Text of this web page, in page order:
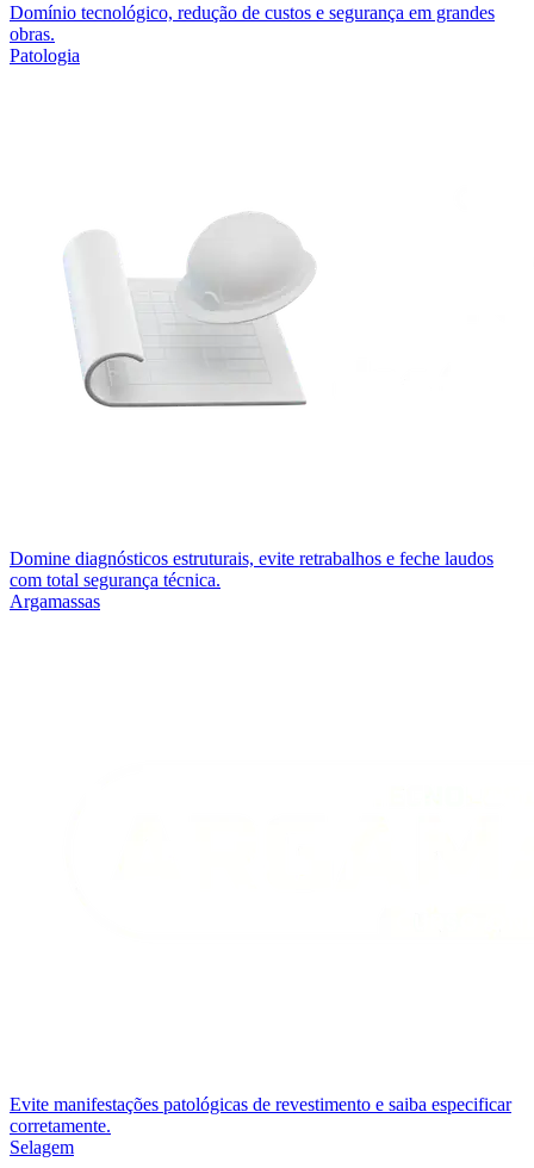
Domínio tecnológico, redução de custos e segurança em grandes
obras.
Patologia
Domine diagnósticos estruturais, evite retrabalhos e feche laudos
com total segurança técnica.
Argamassas
Evite manifestações patológicas de revestimento e saiba especificar
corretamente.
Selagem